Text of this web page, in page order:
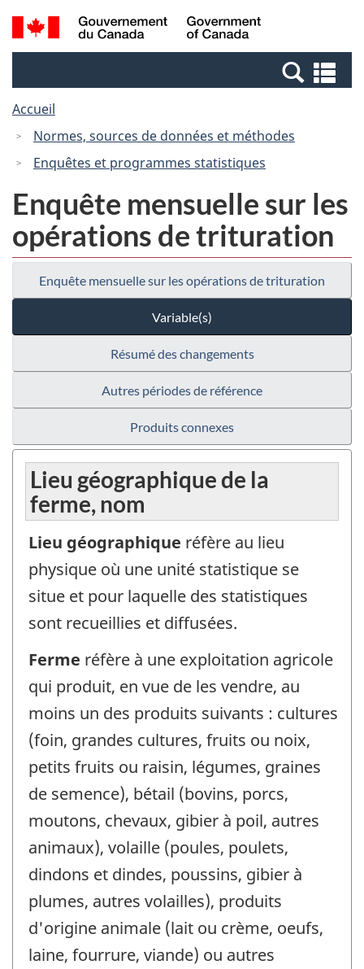
Passer
au
Passer
à
Canada
Recherche
et
et
Accueil
Normes, sources de données et méthodes
Enquêtes et programmes statistiques
Enquête mensuelle sur les
opérations de trituration
Enquête mensuelle sur les opérations de trituration
Variable(s)
Résumé des changements
Autres périodes de référence
Produits connexes
Lieu géographique de la
ferme, nom
Lieu géographique réfère au lieu
physique où une unité statistique se
situe et pour laquelle des statistiques
sont recueillies et diffusées.
Ferme réfère à une exploitation agricole
qui produit, en vue de les vendre, au
moins un des produits suivants : cultures
(foin, grandes cultures, fruits ou noix,
petits fruits ou raisin, légumes, graines
de semence), bétail (bovins, porcs,
moutons, chevaux, gibier à poil, autres
animaux), volaille (poules, poulets,
dindons et dindes, poussins, gibier à
plumes, autres volailles), produits
d'origine animale (lait ou crème, oeufs,
laine, fourrure, viande) ou autres